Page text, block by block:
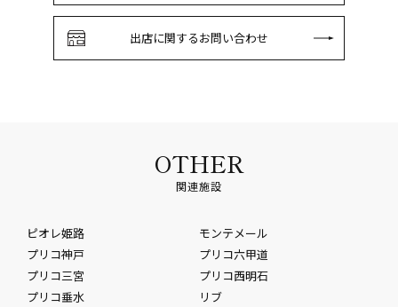
出店に関するお問い合わせ
OTHER
関連施設
ピオレ姫路
モンテメール
プリコ神戸
プリコ六甲道
プリコ三宮
プリコ西明石
プリコ垂水
リブ